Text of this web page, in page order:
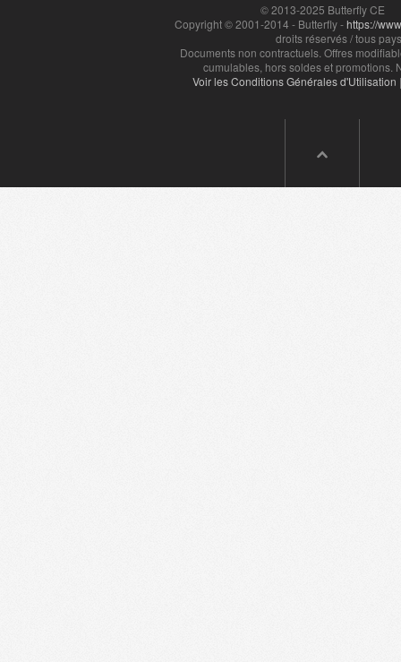
© 2013-2025 Butterfly CE
Copyright © 2001-2014 - Butterfly -https://
droits réservés / tous
Documents non contractuels. Offres
cumulables, hors soldes et promotions.
Voir les Conditions Générales d'Utilisation